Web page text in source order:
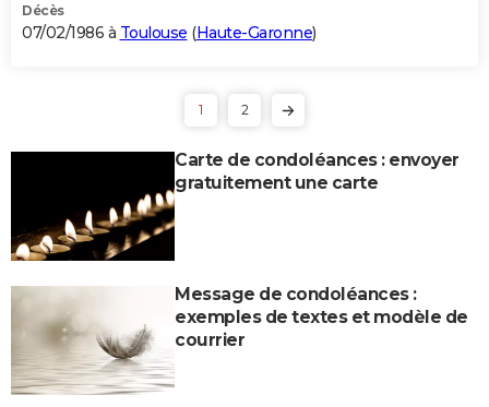
Décès
07/02/1986 à Toulouse (Haute-Garonne)
1 2
Carte de condoléances : envoyer
gratuitement une carte
Message de condoléances :
exemples de textes et modèle de
courrier